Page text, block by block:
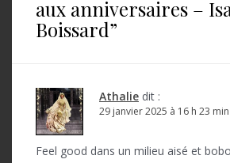
aux anniversaires –
Boissard”
Athalie dit :
29 janvier 2025 à 16 h 23 min
Feel good dans un milieu aisé et